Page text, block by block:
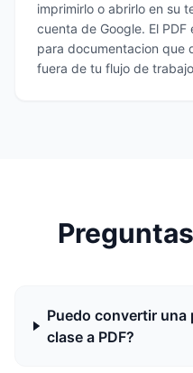
imprimirlo o abrirlo en su
cuenta de Google. El
para documentacion que
fuera de tu flujo de
Puedo convertir una
clase a PDF?